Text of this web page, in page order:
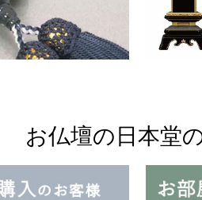
お仏壇の日本堂